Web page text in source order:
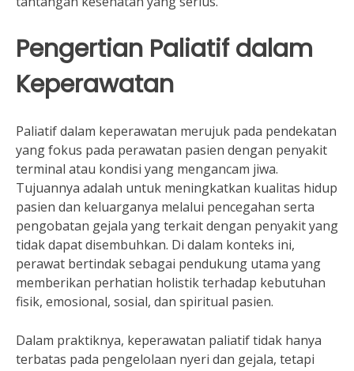
Pengertian Paliatif dalam
Keperawatan
Paliatif dalam keperawatan merujuk pada pendekatan
yang fokus pada perawatan pasien dengan penyakit
terminal atau kondisi yang mengancam jiwa.
Tujuannya adalah untuk meningkatkan kualitas hidup
pasien dan keluarganya melalui pencegahan serta
pengobatan gejala yang terkait dengan penyakit yang
tidak dapat disembuhkan. Di dalam konteks ini,
perawat bertindak sebagai pendukung utama yang
memberikan perhatian holistik terhadap kebutuhan
fisik, emosional, sosial, dan spiritual pasien.
Dalam praktiknya, keperawatan paliatif tidak hanya
terbatas pada pengelolaan nyeri dan gejala, tetapi